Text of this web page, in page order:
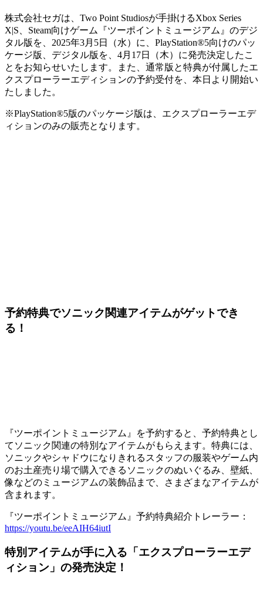
株式会社セガは、Two Point Studiosが手掛けるXbox Series
X|S、Steam向けゲーム『ツーポイントミュージアム』のデジ
タル版を、2025年3月5日（水）に、PlayStation®5向けのパッ
ケージ版、デジタル版を、4月17日（木）に発売決定したこ
とをお知らせいたします。また、通常版と特典が付属したエ
クスプローラーエディションの予約受付を、本日より開始い
たしました。
※PlayStation®5版のパッケージ版は、エクスプローラーエデ
ィションのみの販売となります。
予約特典でソニック関連アイテムがゲットでき
る！
『ツーポイントミュージアム』を予約すると、予約特典とし
てソニック関連の特別なアイテムがもらえます。特典には、
ソニックやシャドウになりきれるスタッフの服装やゲーム内
のお土産売り場で購入できるソニックのぬいぐるみ、壁紙、
像などのミュージアムの装飾品まで、さまざまなアイテムが
含まれます。
『ツーポイントミュージアム』予約特典紹介トレーラー：
https://youtu.be/eeAIH64iutI
特別アイテムが手に入る「エクスプローラーエデ
ィション」の発売決定！